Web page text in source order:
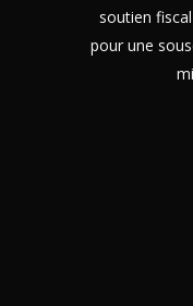
soutien
pour une